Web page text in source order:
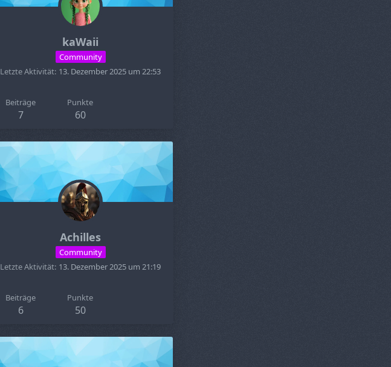
kaWaii
Community
Letzte Aktivität 13. Dezember 2025 um 22:53
Beiträge
7
Punkte
60
Achilles
Community
Letzte Aktivität 13. Dezember 2025 um 21:19
Beiträge
6
Punkte
50